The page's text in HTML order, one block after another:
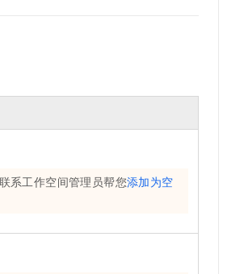
系工作空间管理员帮您添加为空